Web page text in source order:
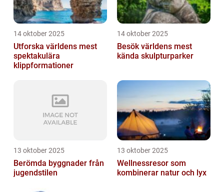
14 oktober 2025
Utforska världens mest
spektakulära
klippformationer
14 oktober 2025
Besök världens mest
kända skulpturparker
13 oktober 2025
Berömda byggnader från
jugendstilen
13 oktober 2025
Wellnessresor som
kombinerar natur och lyx